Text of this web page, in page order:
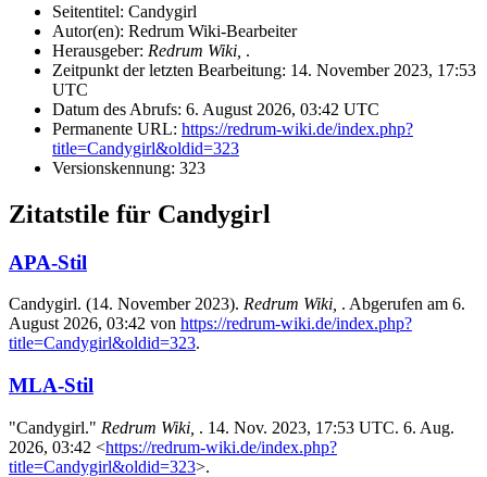
Seitentitel: Candygirl
Autor(en): Redrum Wiki-Bearbeiter
Herausgeber: Redrum Wiki, .
Zeitpunkt der letzten Bearbeitung: 14. November 2023, 17:53
UTC
Datum des Abrufs: 6. August 2026, 03:42 UTC
Permanente URL: https://redrum-wiki.de/index.php?
title=Candygirl&oldid=323
Versionskennung: 323
Zitatstile für Candygirl
APA-Stil
Candygirl. (14. November 2023). Redrum Wiki, . Abgerufen am 6.
August 2026, 03:42 von https://redrum-wiki.de/index.php?
title=Candygirl&oldid=323.
MLA-Stil
"Candygirl." Redrum Wiki, . 14. Nov. 2023, 17:53 UTC. 6. Aug.
2026, 03:42 <https://redrum-wiki.de/index.php?
title=Candygirl&oldid=323>.